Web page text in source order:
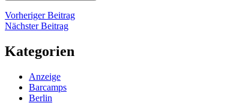
Beitragsnavigation
Vorheriger BeitragVorheriger
Nächster BeitragNächster
Kategorien
Anzeige
Barcamps
Berlin